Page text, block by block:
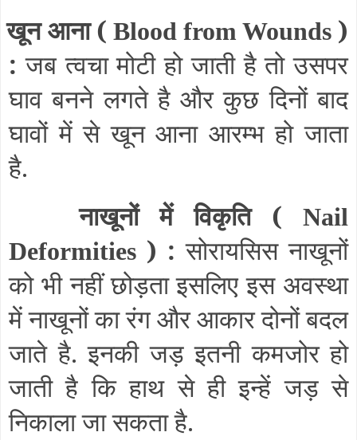
खून आना ( Blood from Wounds )
: जब त्वचा मोटी हो जाती है तो उसपर
घाव बनने लगते है और कुछ दिनों बाद
घावों में से खून आना आरम्भ हो जाता
है.
नाखूनों में विकृति ( Nail
Deformities ) : सोरायसिस नाखूनों
को भी नहीं छोड़ता इसलिए इस अवस्था
में नाखूनों का रंग और आकार दोनों बदल
जाते है. इनकी जड़ इतनी कमजोर हो
जाती है कि हाथ से ही इन्हें जड़ से
निकाला जा सकता है.